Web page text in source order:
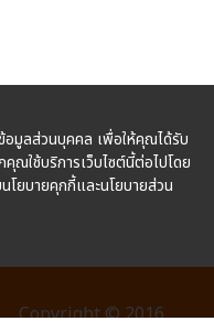
Copyright © 2016
อมูลส่วนบุคคล เพื่อให้คุณได้รับ
ณใช้บริการเว็บไซต์นี้ต่อไปโดย
ยบายคุกกี้และนโยบายส่วน